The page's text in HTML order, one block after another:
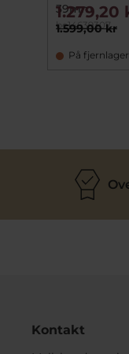
39mm
be14639307
1.599,00 kr
1.279,20
På fjernlager
Kontakt